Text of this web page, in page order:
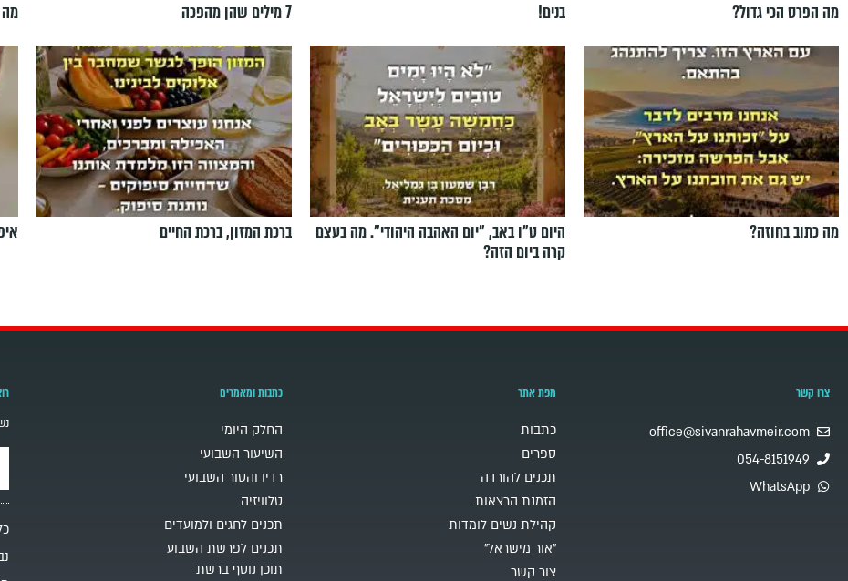
מה הפרס הכי גדול? בנים! 7 מילים שהן מהפכה
מה כתוב בחוזה?
היום ט"ו באב, ”יום האהבה היהודי". מה בעצם
קרה ביום הזה?
ברכת המזון, ברכת החיים
צרו קשר
office@sivanrahavmeir.com
054-8151949
WhatsApp
מפת אתר
כתבות
ספרים
תכנים להורדה
הזמנת הרצאות
קהילת נשים לומדות
"אור מישראל"
צור קשר
כתבות ומאמרים
החלק היומי
השיעור השבועי
רדיו והטור השבועי
טלוויזיה
תכנים לחגים ולמועדים
תכנים לפרשת השבוע
תוכן נוסף ברשת